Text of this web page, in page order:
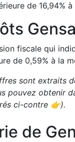
de 16,94% à
fiscale qui
de 0,59% à la
sont extraits
pouvez obtenir
ci-contre 👉).
de